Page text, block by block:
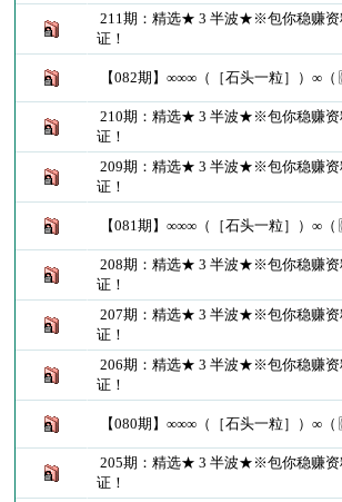
211期：精选★ 3 半波★※包你稳赚
证！
【082期】∞∞∞（［石头一粒］）∞
210期：精选★ 3 半波★※包你稳赚
证！
209期：精选★ 3 半波★※包你稳赚
证！
【081期】∞∞∞（［石头一粒］）∞
208期：精选★ 3 半波★※包你稳赚
证！
207期：精选★ 3 半波★※包你稳赚
证！
206期：精选★ 3 半波★※包你稳赚
证！
【080期】∞∞∞（［石头一粒］）∞
205期：精选★ 3 半波★※包你稳赚
证！